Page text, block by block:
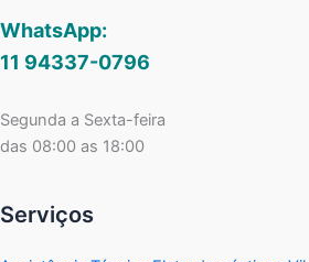
WhatsApp:
11 94337-0796
Segunda a Sexta-feira
das 08:00 as 18:00
Serviços